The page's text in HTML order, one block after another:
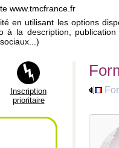
www.tmcfrance.fr
en utilisant les options
à la description,
Inscription
prioritaire